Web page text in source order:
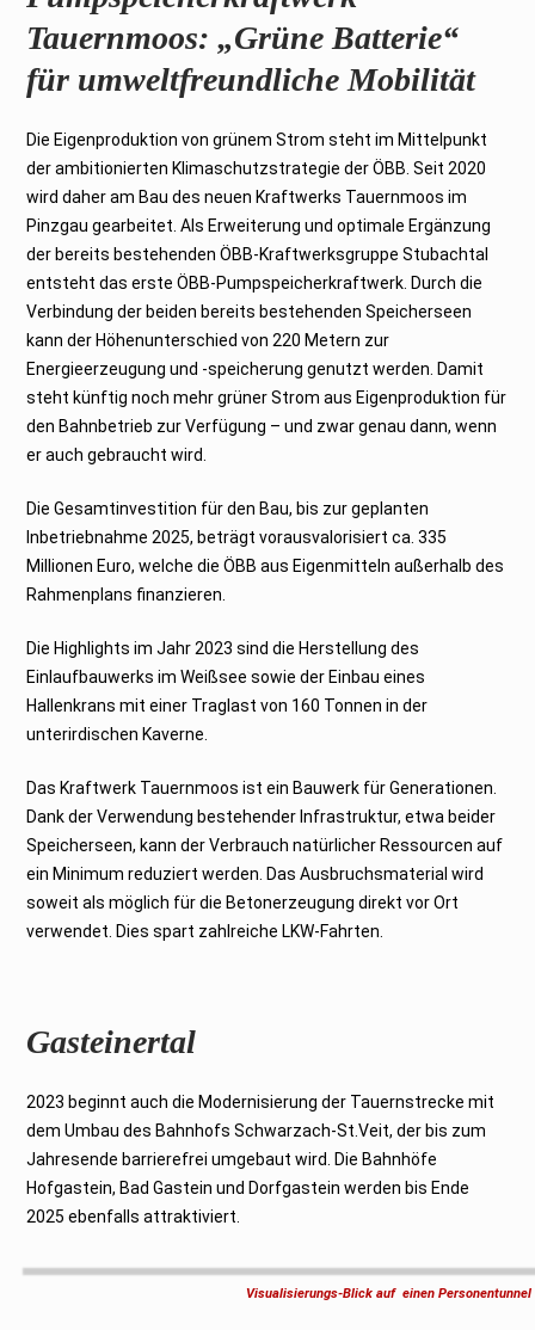
Tauernmoos: „Grüne Batterie“
für umweltfreundliche Mobilität
Die Eigenproduktion von grünem Strom steht im Mittelpunkt
der ambitionierten Klimaschutzstrategie der ÖBB. Seit 2020
wird daher am Bau des neuen Kraftwerks Tauernmoos im
Pinzgau gearbeitet. Als Erweiterung und optimale Ergänzung
der bereits bestehenden ÖBB-Kraftwerksgruppe Stubachtal
entsteht das erste ÖBB-Pumpspeicherkraftwerk. Durch die
Verbindung der beiden bereits bestehenden Speicherseen
kann der Höhenunterschied von 220 Metern zur
Energieerzeugung und -speicherung genutzt werden. Damit
steht künftig noch mehr grüner Strom aus Eigenproduktion für
den Bahnbetrieb zur Verfügung – und zwar genau dann, wenn
er auch gebraucht wird.
Die Gesamtinvestition für den Bau, bis zur geplanten
Inbetriebnahme 2025, beträgt vorausvalorisiert ca. 335
Millionen Euro, welche die ÖBB aus Eigenmitteln außerhalb des
Rahmenplans finanzieren.
Die Highlights im Jahr 2023 sind die Herstellung des
Einlaufbauwerks im Weißsee sowie der Einbau eines
Hallenkrans mit einer Traglast von 160 Tonnen in der
unterirdischen Kaverne.
Das Kraftwerk Tauernmoos ist ein Bauwerk für Generationen.
Dank der Verwendung bestehender Infrastruktur, etwa beider
Speicherseen, kann der Verbrauch natürlicher Ressourcen auf
ein Minimum reduziert werden. Das Ausbruchsmaterial wird
soweit als möglich für die Betonerzeugung direkt vor Ort
verwendet. Dies spart zahlreiche LKW-Fahrten.
Gasteinertal
2023 beginnt auch die Modernisierung der Tauernstrecke mit
dem Umbau des Bahnhofs Schwarzach-St.Veit, der bis zum
Jahresende barrierefrei umgebaut wird. Die Bahnhöfe
Hofgastein, Bad Gastein und Dorfgastein werden bis Ende
2025 ebenfalls attraktiviert.
Visualisierungs-Blick auf einen